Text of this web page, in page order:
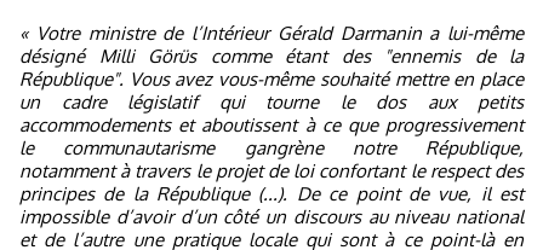
« Votre ministre de l’Intérieur Gérald Darmanin a lui-même
désigné Milli Görüs comme étant des "ennemis de la
République". Vous avez vous-même souhaité mettre en place
un cadre législatif qui tourne le dos aux petits
accommodements et aboutissent à ce que progressivement
le communautarisme gangrène notre République,
notamment à travers le projet de loi confortant le respect des
principes de la République (...). De ce point de vue, il est
impossible d’avoir d’un côté un discours au niveau national
et de l’autre une pratique locale qui sont à ce point-là en